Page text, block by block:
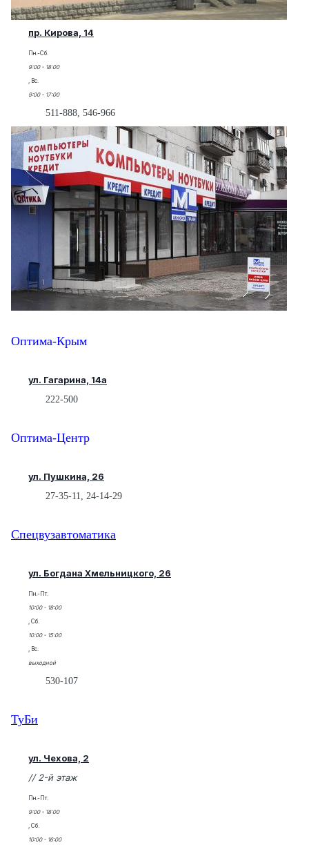
пр. Кирова, 14
Пн.-Сб.
9:00 - 18:00
, Вс.
9:00 - 17:00
511-888, 546-966
Оптима-Крым
ул. Гагарина, 14а
222-500
Оптима-Центр
ул. Пушкина, 26
27-35-11, 24-14-29
Спецвузавтоматика
ул. Богдана Хмельницкого, 26
Пн.-Пт.
10:00 - 18:00
, Сб.
10:00 - 15:00
, Вс.
выходной
530-107
ТуБи
ул. Чехова, 2
// 2-й этаж
Пн.-Пт.
9:00 - 18:00
, Сб.
10:00 - 16:00